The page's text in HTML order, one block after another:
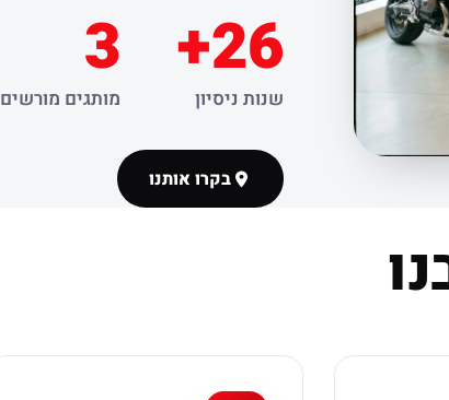
26+
שנות ניסיון
3
מותגים מורשים
בקרו אותנו